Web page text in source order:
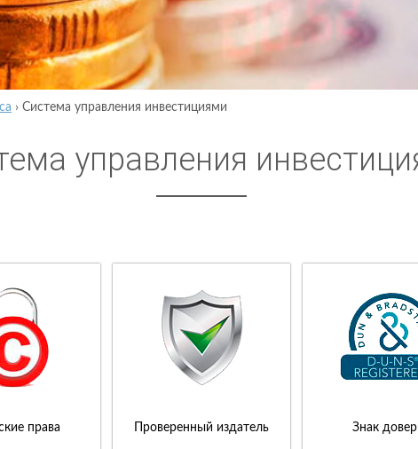
› Система управления инвестициями
управления
права Проверенный издатель Знак